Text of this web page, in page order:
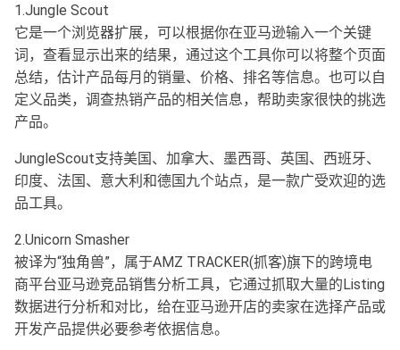
1.Jungle Scout
它是一个浏览器扩展，可以根据你在亚马逊输入一个关键
词，查看显示出来的结果，通过这个工具你可以将整个页面
总结，估计产品每月的销量、价格、排名等信息。也可以自
定义品类，调查热销产品的相关信息，帮助卖家很快的挑选
产品。
JungleScout支持美国、加拿大、墨西哥、英国、西班牙、
印度、法国、意大利和德国九个站点，是一款广受欢迎的选
品工具。
2.Unicorn Smasher
被译为“独角兽”，属于AMZ TRACKER(抓客)旗下的跨境电
商平台亚马逊竞品销售分析工具，它通过抓取大量的Listing
数据进行分析和对比，给在亚马逊开店的卖家在选择产品或
开发产品提供必要参考依据信息。